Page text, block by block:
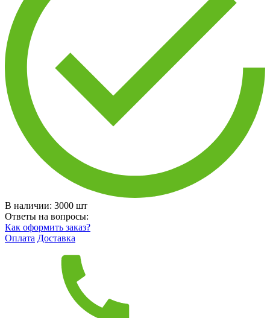
В наличии: 3000 шт
Ответы на вопросы:
Как оформить заказ?
Оплата Доставка